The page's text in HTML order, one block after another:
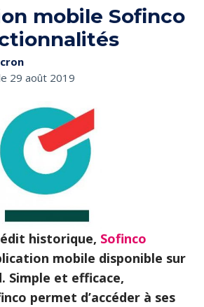
mobile Sofinco
29 août 2019
historique, Sofinco
mobile disponible sur
Simple et efficace,
permet d’accéder à ses